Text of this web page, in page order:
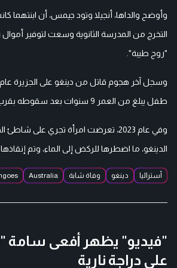
وأوضح والداها، أنجيلا وتود جيمس، أن ابنتهما
التخرج من المدرسة الثانوية وسعت لتوفير أموال
"روح طيبة".
طفل يبلغ من العمر 9 سنوات بعد سقوطه بقرب موقع مخيم.
وفي عام 2023، تعرضت امرأة تجري على
الدينغو، ما اضطرها للركض إلى الماء، وتم
أستراليا دينغو وفاة شابة Australia
"فيديو" يظهر أفعى سامة
على دراجة نارية